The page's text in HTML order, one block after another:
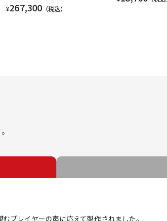
¥267,300 （税込）
プレイヤーの声に応えて製作されました。